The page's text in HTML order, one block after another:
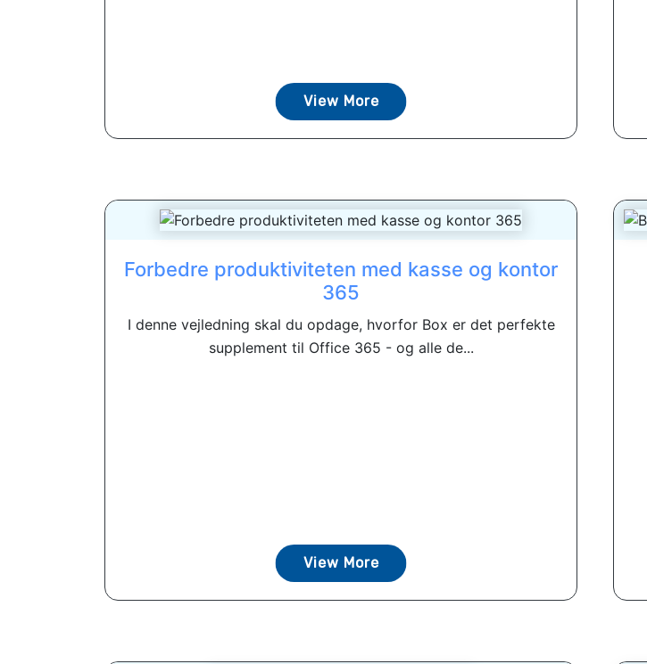
View More
Forbedre produktiviteten med kasse og kontor
365
I denne vejledning skal du opdage, hvorfor Box er det perfekte
supplement til Office 365 - og alle de...
View More